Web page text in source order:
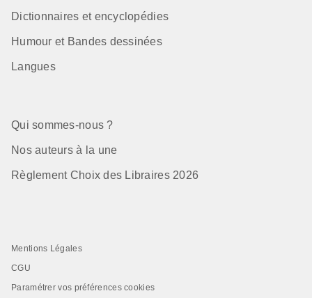
Dictionnaires et encyclopédies
Humour et Bandes dessinées
Langues
Qui sommes-nous ?
Nos auteurs à la une
Règlement Choix des Libraires 2026
Mentions Légales
CGU
Paramétrer vos préférences cookies